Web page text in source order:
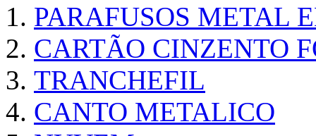
PARAFUSOS METAL
CARTÃO CINZENTO
TRANCHEFIL
CANTO METALICO